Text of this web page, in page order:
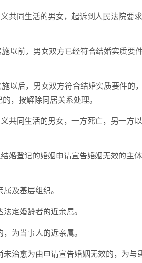
共同生活的男女，起诉到人民法院要
前，男女双方已经符合结婚实质要件
以后，男女双方符合结婚实质要件的
，按解除同居关系处理。
共同生活的男女，一方死亡，另一方
婚登记的婚姻申请宣告婚姻无效的主
及基层组织。
定婚龄者的近亲属。
为当事人的近亲属。
治愈为由申请宣告婚姻无效的，为与